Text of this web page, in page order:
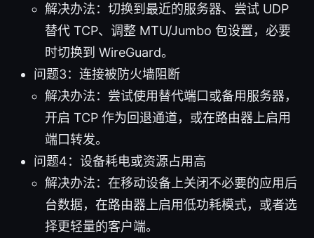
解决办法：切换到最近的服务器、尝试 UDP
替代 TCP、调整 MTU/Jumbo 包设置，必要
时切换到 WireGuard。
问题3：连接被防火墙阻断
解决办法：尝试使用替代端口或备用服务器，
开启 TCP 作为回退通道，或在路由器上启用
端口转发。
问题4：设备耗电或资源占用高
解决办法：在移动设备上关闭不必要的应用后
台数据，在路由器上启用低功耗模式，或者选
择更轻量的客户端。